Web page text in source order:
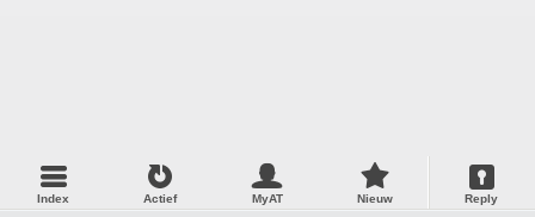
Index Actief MyAT Nieuw Reply